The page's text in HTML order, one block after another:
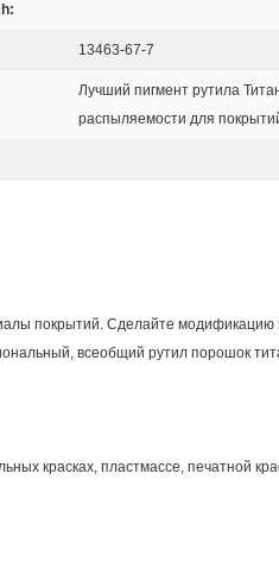
13463-67-7
Лучший пигмент рутила
распыляемости для
покрытий. Сделайте модификацию
всеобщий рутил порошок
красках, пластмассе, печатной